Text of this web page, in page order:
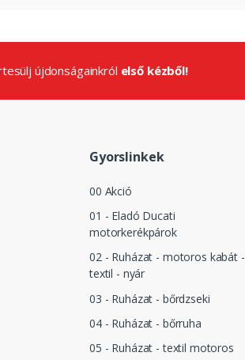
újdonságainkról első kézből!
Gyorslinkek
00 Akció
01 - Eladó Ducati
motorkerékpárok
02 - Ruházat - motoros kabát -
textil - nyár
03 - Ruházat - bőrdzseki
04 - Ruházat - bőrruha
05 - Ruházat - textil motoros